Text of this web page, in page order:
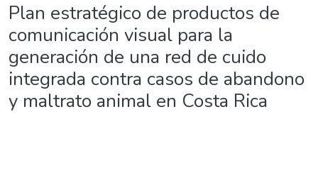
Plan estratégico de productos de
comunicación visual para la
generación de una red de cuido
integrada contra casos de abandono
y maltrato animal en Costa Rica